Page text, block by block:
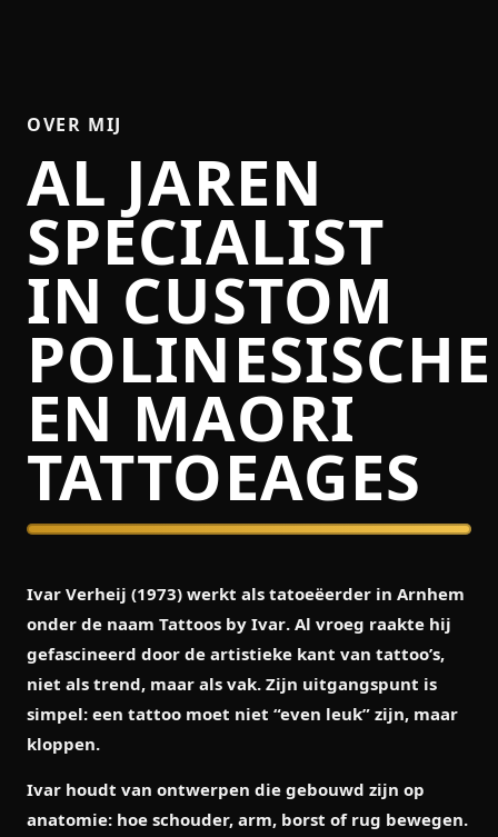
OVER MIJ
AL JAREN
SPECIALIST
IN CUSTOM
POLINESISCHE
EN MAORI
TATTOEAGES
Ivar Verheij (1973) werkt als tatoeëerder in Arnhem
onder de naam Tattoos by Ivar. Al vroeg raakte hij
gefascineerd door de artistieke kant van tattoo’s,
niet als trend, maar als vak. Zijn uitgangspunt is
simpel: een tattoo moet niet “even leuk” zijn, maar
kloppen.
Ivar houdt van ontwerpen die gebouwd zijn op
anatomie: hoe schouder, arm, borst of rug bewegen.